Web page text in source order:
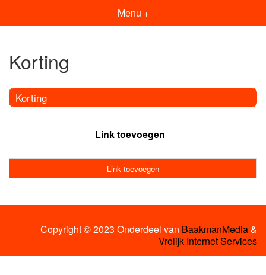
Menu +
Korting
Korting
Link toevoegen
Link toevoegen
Copyright © 2023 Onderdeel van BaakmanMedia&
Vrolijk Internet Services